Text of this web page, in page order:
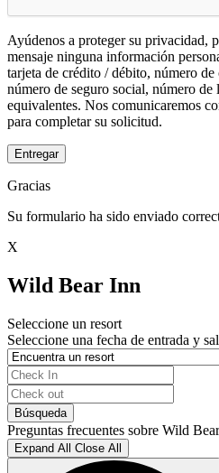
Ayúdenos a proteger su privacidad,
mensaje ninguna información
tarjeta de crédito / débito, número
número de seguro social, número
equivalentes. Nos comunicaremos
para completar su solicitud.
Entregar
Gracias
Su formulario ha sido enviado
X
Wild Bear Inn
Seleccione un resort
Seleccione una fecha de entrada y
Preguntas frecuentes sobre Wild
Expand All Close All